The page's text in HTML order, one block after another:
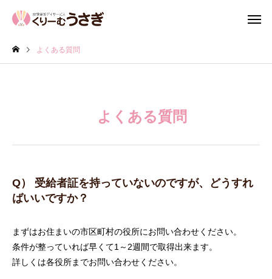
よくある質問
よくある質問
Q） 受給者証を持っていないのですが、どうすれ
ばいいですか？
まずはお住まいの市区町村の役所にお問い合わせください。
条件が整っていれば早くて1～2週間で取得出来ます。
詳しくは各役所までお問い合わせください。